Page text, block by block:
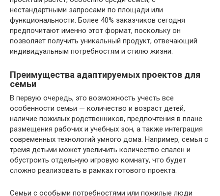
нестандартными запросами по площади или
функциональности. Более 40% заказчиков сегодня
предпочитают именно этот формат, поскольку он
позволяет получить уникальный продукт, отвечающий
индивидуальным потребностям и стилю жизни.
Преимущества адаптируемых проектов для
семьи
В первую очередь, это возможность учесть все
особенности семьи — количество и возраст детей,
наличие пожилых родственников, предпочтения в плане
размещения рабочих и учебных зон, а также интеграция
современных технологий умного дома. Например, семья с
тремя детьми может увеличить количество спален и
обустроить отдельную игровую комнату, что будет
сложно реализовать в рамках готового проекта.
Семьи с особыми потребностями или пожилые люди